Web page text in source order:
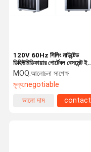
120V 60Hz সিলিং মাউন্টেড
ডিহিউমিডিফায়ার পোর্টেবল বেসমেন্ট
ফ্রেন্ডলি রেফ্রিজারেন্ট হাইড্রোপনিক
ডিহুমিডিফায়ার
MOQ:আলোচনা সাপেক্ষ
মূল্য:negotiable
ভালো দাম
contact